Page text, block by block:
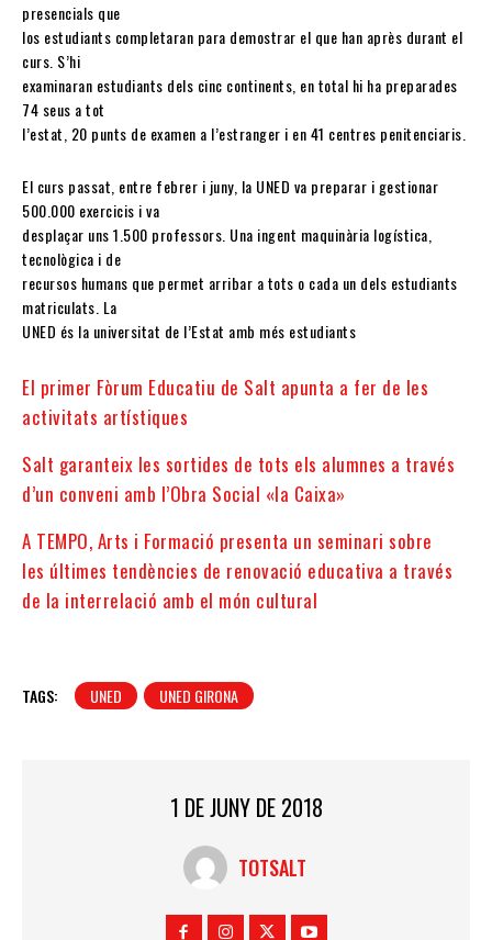
presencials que
los estudiants completaran para demostrar el que han après durant el
curs. S’hi
examinaran estudiants dels cinc continents, en total hi ha preparades
74 seus a tot
l’estat, 20 punts de examen a l’estranger i en 41 centres penitenciaris.
El curs passat, entre febrer i juny, la UNED va preparar i gestionar
500.000 exercicis i va
desplaçar uns 1.500 professors. Una ingent maquinària logística,
tecnològica i de
recursos humans que permet arribar a tots o cada un dels estudiants
matriculats. La
UNED és la universitat de l’Estat amb més estudiants
El primer Fòrum Educatiu de Salt apunta a fer de les
activitats artístiques
Salt garanteix les sortides de tots els alumnes a través
d’un conveni amb l’Obra Social «la Caixa»
A TEMPO, Arts i Formació presenta un seminari sobre
les últimes tendències de renovació educativa a través
de la interrelació amb el món cultural
TAGS: UNED UNED GIRONA
1 DE JUNY DE 2018
TOTSALT